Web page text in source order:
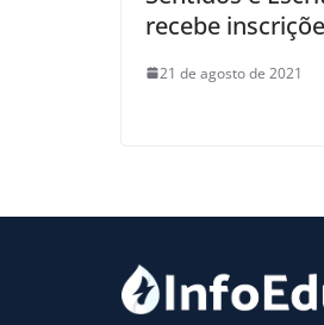
recebe
21 de agosto de 2021